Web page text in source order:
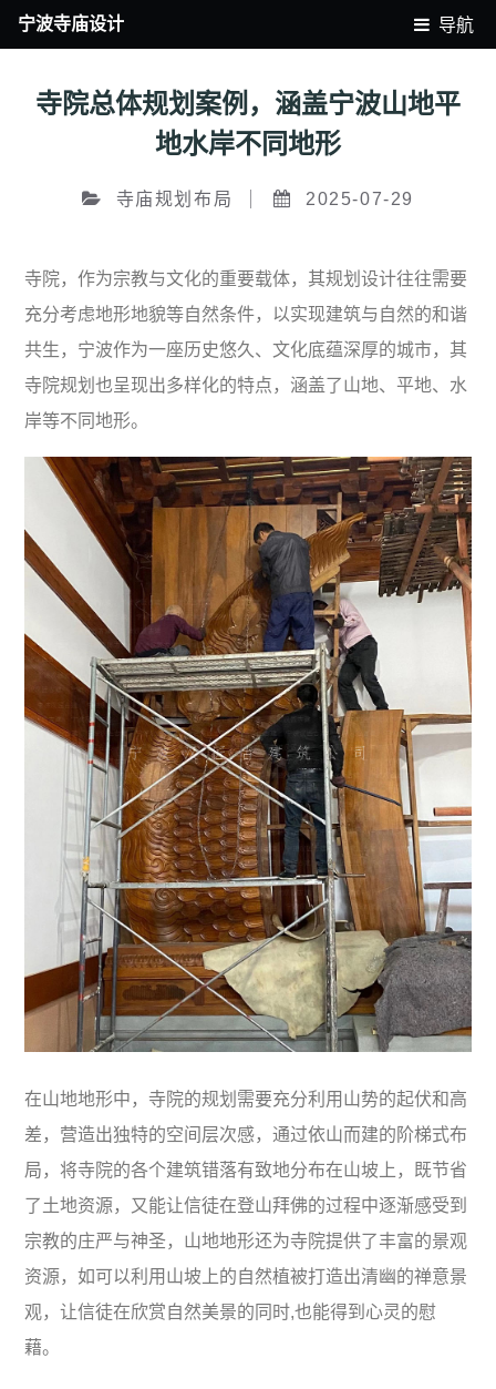
宁波寺庙设计 导航
寺院总体规划案例，涵盖宁波山地平
地水岸不同地形
寺庙规划布局 2025-07-29
寺院，作为宗教与文化的重要载体，其规划设计往往需要
充分考虑地形地貌等自然条件，以实现建筑与自然的和谐
共生，宁波作为一座历史悠久、文化底蕴深厚的城市，其
寺院规划也呈现出多样化的特点，涵盖了山地、平地、水
岸等不同地形。
在山地地形中，寺院的规划需要充分利用山势的起伏和高
差，营造出独特的空间层次感，通过依山而建的阶梯式布
局，将寺院的各个建筑错落有致地分布在山坡上，既节省
了土地资源，又能让信徒在登山拜佛的过程中逐渐感受到
宗教的庄严与神圣，山地地形还为寺院提供了丰富的景观
资源，如可以利用山坡上的自然植被打造出清幽的禅意景
观，让信徒在欣赏自然美景的同时,也能得到心灵的慰
藉。